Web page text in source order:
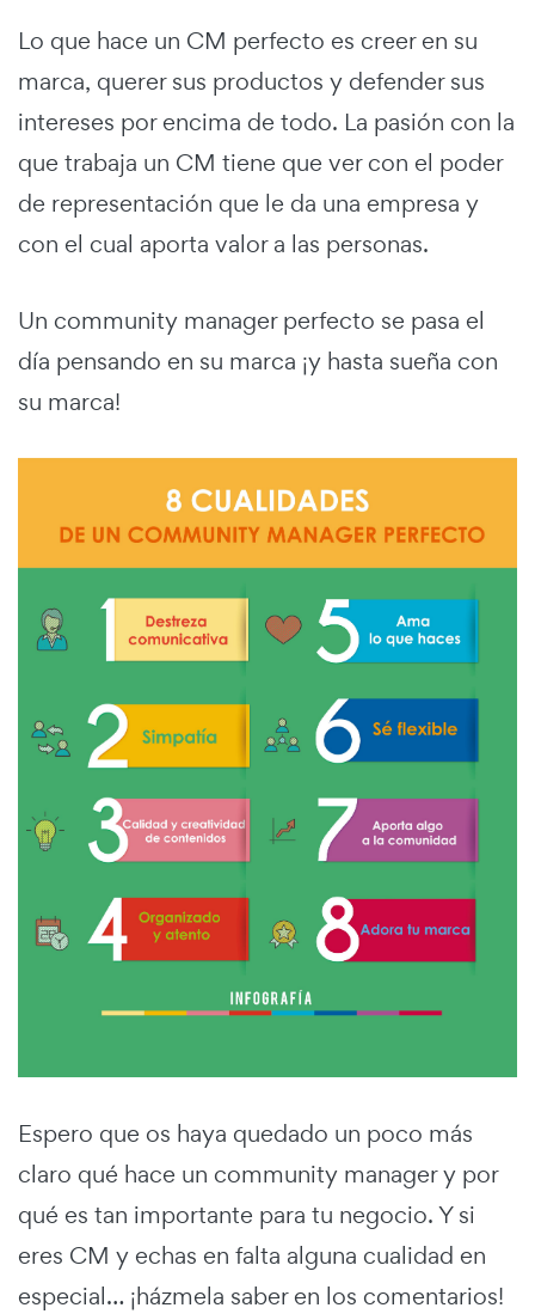
Lo que hace un CM perfecto es creer en su
marca, querer sus productos y defender sus
intereses por encima de todo. La pasión con la
que trabaja un CM tiene que ver con el poder
de representación que le da una empresa y
con el cual aporta valor a las personas.
Un community manager perfecto se pasa el
día pensando en su marca ¡y hasta sueña con
su marca!
Espero que os haya quedado un poco más
claro qué hace un community manager y por
qué es tan importante para tu negocio. Y si
eres CM y echas en falta alguna cualidad en
especial… ¡házmela saber en los comentarios!